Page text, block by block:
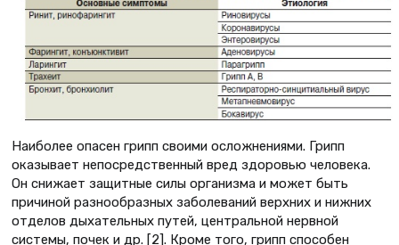
Наиболее опасен грипп своими осложнениями. Грипп
оказывает непосредственный вред здоровью человека.
Он снижает защитные силы организма и может быть
причиной разнообразных заболеваний верхних и нижних
отделов дыхательных путей, центральной нервной
системы, почек и др. [2]. Кроме того, грипп способен